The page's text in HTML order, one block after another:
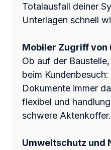
Totalausfall deiner
Unterlagen schnell
Mobiler Zugriff von
Ob auf der
beim
Dokumente immer
flexibel und
schwere Aktenkoffer.
Umweltschutz und